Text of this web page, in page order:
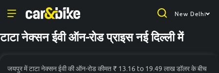
New Delhi
टाटा नेक्सन ईवी ऑन-रोड प्राइस नई दिल्ली में
जयपुर में टाटा नेक्सन ईवी की ऑन-रोड कीमत ₹ 13.16 to 19.49 लाख डॉलर के बीच